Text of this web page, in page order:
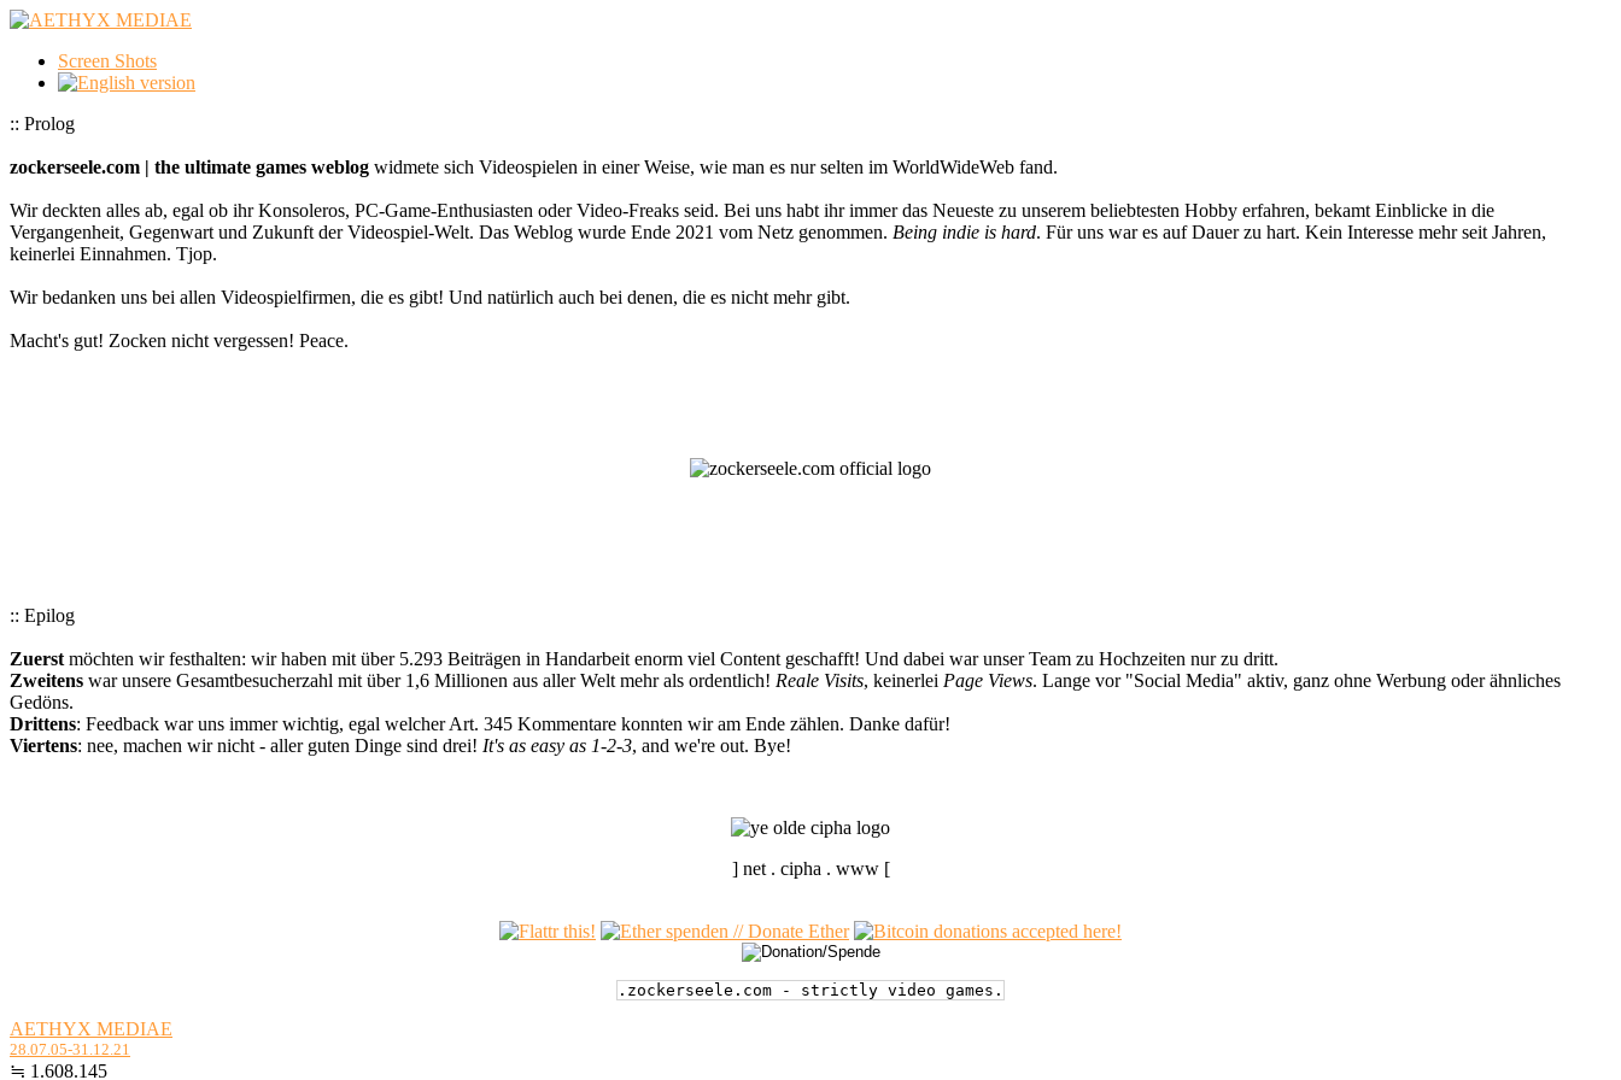
Screen Shots
:: Prolog
zockerseele.com | the ultimate games weblog widmete sich Videospielen in einer Weise, wie man es nur selten im WorldWideWeb fand.
Wir deckten alles ab, egal ob ihr Konsoleros, PC-Game-Enthusiasten oder Video-Freaks seid. Bei uns habt ihr immer das Neueste zu unserem beliebtesten Hobby erfahren, bekamt Einblicke in die
Vergangenheit, Gegenwart und Zukunft der Videospiel-Welt. Das Weblog wurde Ende 2021 vom Netz genommen. Being indie is hard. Für uns war es auf Dauer zu hart. Kein Interesse mehr seit Jahren,
keinerlei Einnahmen. Tjop.
Wir bedanken uns bei allen Videospielfirmen, die es gibt! Und natürlich auch bei denen, die es nicht mehr gibt.
Macht's gut! Zocken nicht vergessen! Peace.
:: Epilog
Zuerst möchten wir festhalten: wir haben mit über 5.293 Beiträgen in Handarbeit enorm viel Content geschafft! Und dabei war unser Team zu Hochzeiten nur zu dritt.
Zweitens war unsere Gesamtbesucherzahl mit über 1,6 Millionen aus aller Welt mehr als ordentlich! Reale Visits, keinerlei Page Views. Lange vor "Social Media" aktiv, ganz ohne Werbung oder ähnliches
Gedöns.
Drittens: Feedback war uns immer wichtig, egal welcher Art. 345 Kommentare konnten wir am Ende zählen. Danke dafür!
Viertens: nee, machen wir nicht - aller guten Dinge sind drei! It's as easy as 1-2-3, and we're out. Bye!
] net . cipha . www [
.zockerseele.com - strictly video games.
AETHYX MEDIAE
28.07.05-31.12.21
≒ 1.608.145